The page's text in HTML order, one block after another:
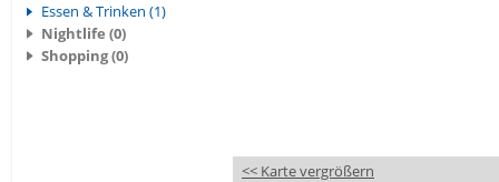
Essen & Trinken (1)
Nightlife (0)
Shopping (0)
<< Karte vergrößern